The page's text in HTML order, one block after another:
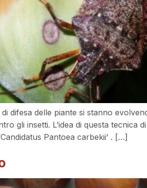
difesa delle piante si stanno
gli insetti. L’idea di questa
Pantoea carbekii’ . […]